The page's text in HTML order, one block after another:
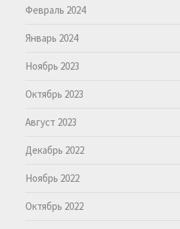
Февраль 2024
Январь 2024
Ноябрь 2023
Октябрь 2023
Август 2023
Декабрь 2022
Ноябрь 2022
Октябрь 2022